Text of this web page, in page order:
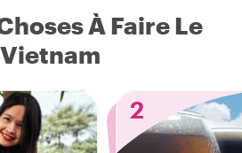
À Faire Le
2